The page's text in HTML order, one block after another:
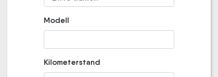
Modell
Kilometerstand